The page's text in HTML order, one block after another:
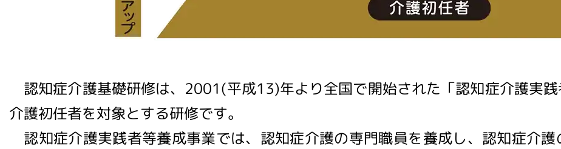
認知症介護基礎研修は、2001(平成13)年より全国で開始された「認知症介護実
介護初任者を対象とする研修です。
認知症介護実践者等養成事業では、認知症介護の専門職員を養成し、認知症介護